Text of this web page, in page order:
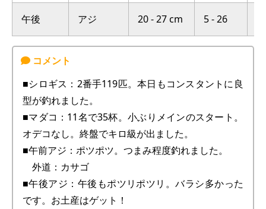
午後 アジ 20 - 27 cm 5 - 26
■シロギス：2番手119匹。本日もコンスタントに良
型が釣れました。
■マダコ：11名で35杯。小ぶりメインのスタート。
オデコなし。終盤でキロ級が出ました。
■午前アジ：ポツポツ。つまみ程度釣れました。
外道：カサゴ
■午後アジ：午後もポツリポツリ。バラシ多かった
です。お土産はゲット！